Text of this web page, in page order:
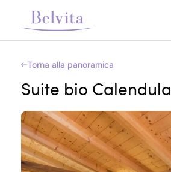
Torna alla panoramica
Suite bio Calendula